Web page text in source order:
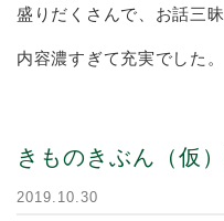
盛りだくさんで、お話三昧
内容濃すぎて充実でした。
きものきぶん（仮
2019.10.30